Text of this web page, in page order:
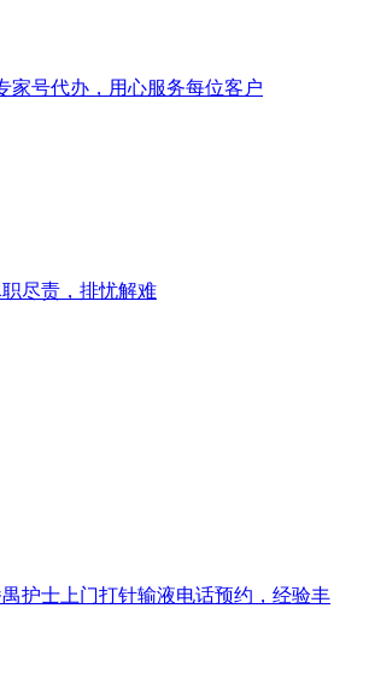
家号代办，用心服务每位客户
尽责，排忧解难
护士上门打针输液电话预约，经验丰